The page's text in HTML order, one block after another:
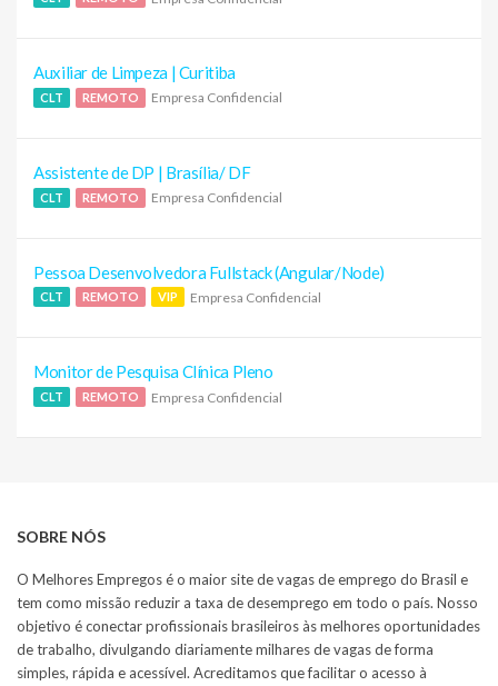
Auxiliar de Limpeza | Curitiba
CLT REMOTO Empresa Confidencial
Assistente de DP | Brasília/ DF
CLT REMOTO Empresa Confidencial
Pessoa Desenvolvedora Fullstack (Angular/Node)
CLT REMOTO VIP Empresa Confidencial
Monitor de Pesquisa Clínica Pleno
CLT REMOTO Empresa Confidencial
SOBRE NÓS
O Melhores Empregos é o maior site de vagas de emprego do Brasil e
tem como missão reduzir a taxa de desemprego em todo o país. Nosso
objetivo é conectar profissionais brasileiros às melhores oportunidades
de trabalho, divulgando diariamente milhares de vagas de forma
simples, rápida e acessível. Acreditamos que facilitar o acesso à